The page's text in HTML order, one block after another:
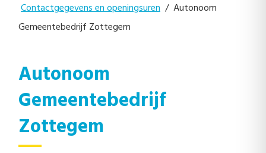
Contactgegevens en openingsuren / Autonoom
Gemeentebedrijf Zottegem
Autonoom
Gemeentebedrijf
Zottegem